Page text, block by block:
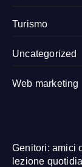
Turismo
Uncategorized
Web marketing
Genitori: amici
lezione